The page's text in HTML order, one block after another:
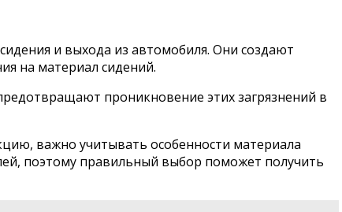
и выхода из автомобиля. Они создают
на материал сидений.
проникновение этих загрязнений в
важно учитывать особенности материала
поэтому правильный выбор поможет получить